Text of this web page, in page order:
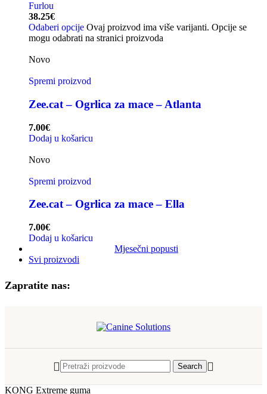
Furlou
38.25€
Odaberi opcije Ovaj proizvod ima više varijanti. Opcije se
mogu odabrati na stranici proizvoda
Novo
Spremi proizvod
Zee.cat – Ogrlica za mace – Atlanta
7.00€
Dodaj u košaricu
Novo
Spremi proizvod
Zee.cat – Ogrlica za mace – Ella
7.00€
Dodaj u košaricu
Mjesečni popusti
Svi proizvodi
Zapratite nas:
Search
KONG Extreme guma